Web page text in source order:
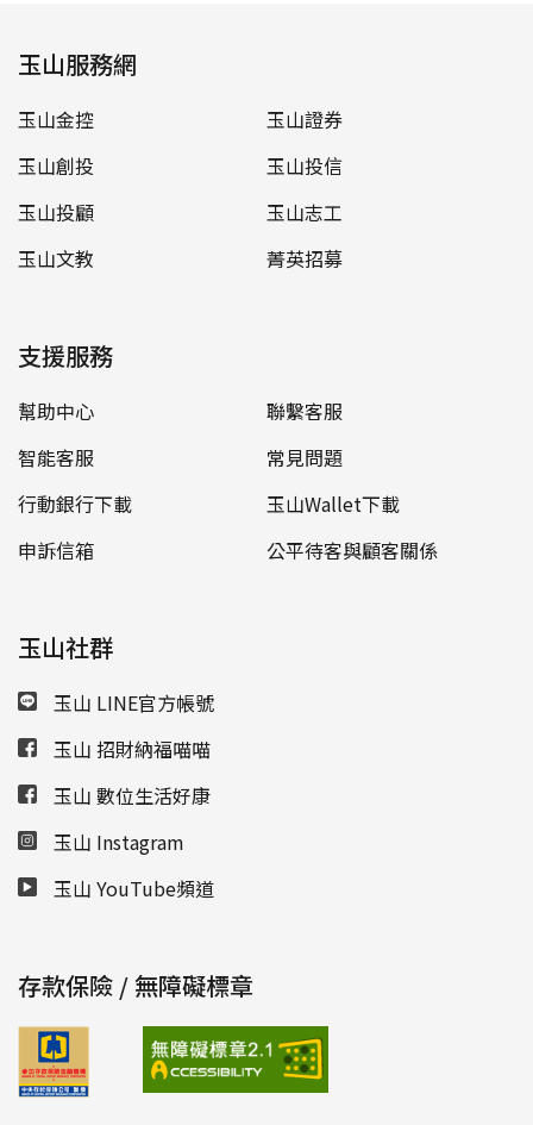
玉山服務網
玉山金控
玉山證券
玉山創投
玉山投信
玉山投顧
玉山志工
玉山文教
菁英招募
支援服務
幫助中心
聯繫客服
智能客服
常見問題
行動銀行下載
玉山Wallet下載
申訴信箱
公平待客與顧客關係
玉山社群
玉山 LINE官方帳號
玉山 招財納福喵喵
玉山 數位生活好康
玉山 Instagram
玉山 YouTube頻道
存款保險 / 無障礙標章